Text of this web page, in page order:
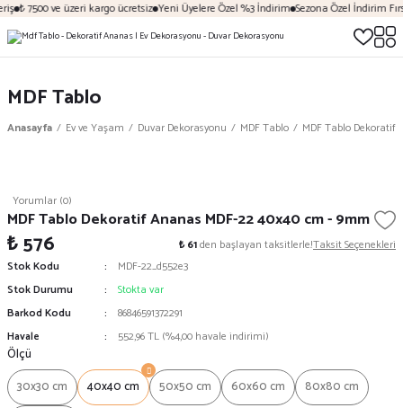
₺ 7500 ve üzeri kargo ücretsiz Yeni Üyelere Özel %3 İndirim Sezona Özel İndirim
MDF Tablo
Anasayfa Ev ve Yaşam Duvar Dekorasyonu MDF Tablo MDF Tablo Dekoratif
Yorumlar (0)
MDF Tablo Dekoratif Ananas MDF-22 40x40 cm - 9mm
₺ 576 ₺ 61den başlayan taksitlerle!Taksit Seçenekleri
Stok Kodu
MDF-22_d552e3
Stok Durumu
Stokta var
Barkod Kodu
86846591372291
Havale
552,96 TL (%4,00 havale indirimi)
Ölçü
30x30 cm
40x40 cm 50x50 cm 60x60 cm
80x80 cm